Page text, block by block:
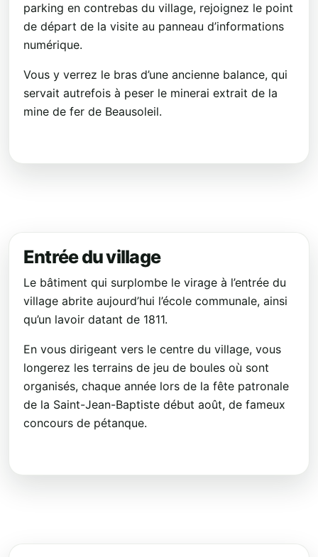
parking en contrebas du village, rejoignez le point
de départ de la visite au panneau d’informations
numérique.
Vous y verrez le bras d’une ancienne balance, qui
servait autrefois à peser le minerai extrait de la
mine de fer de Beausoleil.
Entrée du village
Le bâtiment qui surplombe le virage à l’entrée du
village abrite aujourd’hui l’école communale, ainsi
qu’un lavoir datant de 1811.
En vous dirigeant vers le centre du village, vous
longerez les terrains de jeu de boules où sont
organisés, chaque année lors de la fête patronale
de la Saint-Jean-Baptiste début août, de fameux
concours de pétanque.